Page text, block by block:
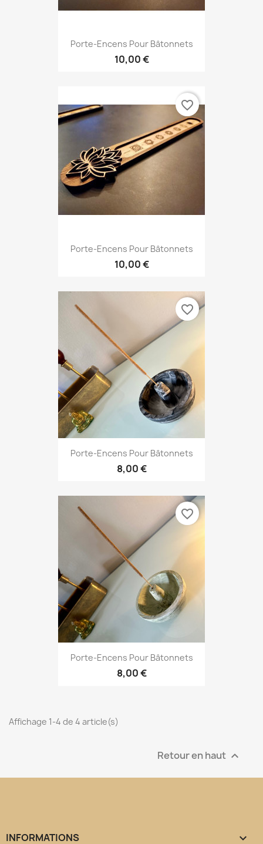
Porte-Encens Pour Bâtonnets
10,00 €
Porte-Encens Pour Bâtonnets
10,00 €
favorite_border
Porte-Encens Pour Bâtonnets
8,00 €
favorite_border
Porte-Encens Pour Bâtonnets
8,00 €
favorite_border
Affichage 1-4 de 4 article(s)
Retour en haut 
INFORMATIONS keyboard_arrow_down